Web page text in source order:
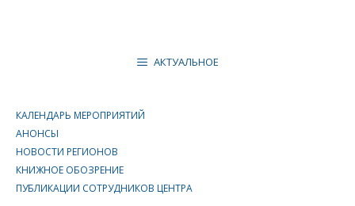
АКТУАЛЬНОЕ
КАЛЕНДАРЬ МЕРОПРИЯТИЙ
АНОНСЫ
НОВОСТИ РЕГИОНОВ
КНИЖНОЕ ОБОЗРЕНИЕ
ПУБЛИКАЦИИ СОТРУДНИКОВ ЦЕНТРА